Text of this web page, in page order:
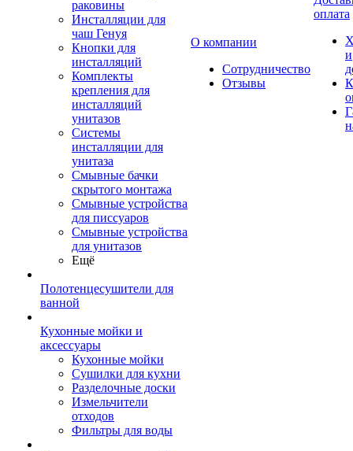
раковины
Инсталляции для
чаш Генуя
Кнопки для
инсталляций
Комплекты
крепления для
инсталляций
унитазов
Системы
инсталляции для
унитаза
Смывные бачки
скрытого монтажа
Смывные устройства
для писсуаров
Смывные устройства
для унитазов
Ещё
Полотенцесушители для
ванной
Кухонные мойки и
аксессуары
Кухонные мойки
Сушилки для кухни
Разделочные доски
Измельчители
отходов
Фильтры для воды
О компании
Сотрудничество
Отзывы
оплата
и